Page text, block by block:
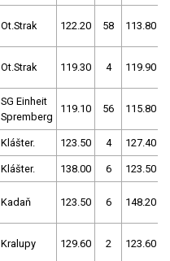
Ot.Strak 122.20 58 113.80
Ot.Strak 119.30 4 119.90
SG Einheit
Spremberg
119.10 56 115.80
Klášter. 123.50 4 127.40
Klášter. 138.00 6 123.50
Kadaň 123.50 6 148.20
Kralupy 129.60 2 123.60